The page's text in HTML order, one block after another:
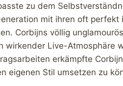
zu dem
mit ihren oft
Corbijns völlig
wirkender Live-Atmosphäre
erkämpfte
eigenen Stil umsetzen zu